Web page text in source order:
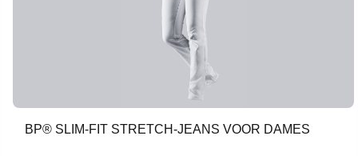
BP® SLIM-FIT STRETCH-JEANS VOOR DAMES